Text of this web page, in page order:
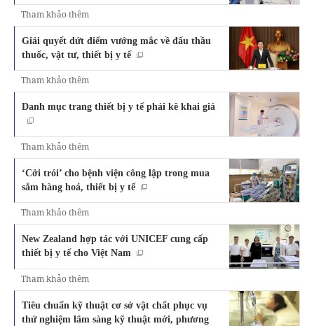
Tham khảo thêm
Giải quyết dứt điểm vướng mắc về đấu thầu
thuốc, vật tư, thiết bị y tế
Tham khảo thêm
Danh mục trang thiết bị y tế phải kê khai giá
Tham khảo thêm
‘Cởi trói’ cho bệnh viện công lập trong mua
sắm hàng hoá, thiết bị y tế
Tham khảo thêm
New Zealand hợp tác với UNICEF cung cấp
thiết bị y tế cho Việt Nam
Tham khảo thêm
Tiêu chuẩn kỹ thuật cơ sở vật chất phục vụ
thử nghiệm lâm sàng kỹ thuật mới, phương